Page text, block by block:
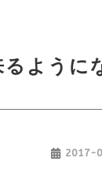
ように
2017-